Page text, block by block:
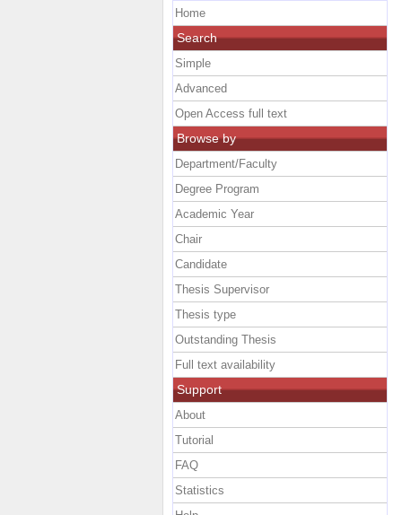
Home
Search
Simple
Advanced
Open Access full text
Browse by
Department/Faculty
Degree Program
Academic Year
Chair
Candidate
Thesis Supervisor
Thesis type
Outstanding Thesis
Full text availability
Support
About
Tutorial
FAQ
Statistics